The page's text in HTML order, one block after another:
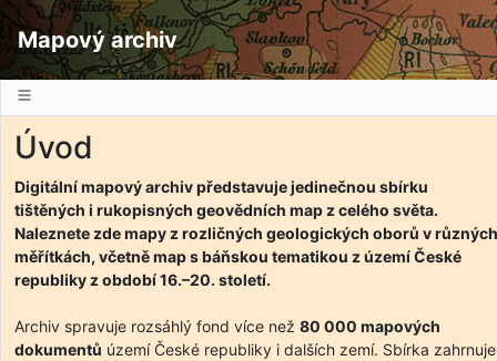
Mapový archiv
Úvod
Digitální mapový archiv představuje jedinečnou sbírku
tištěných i rukopisných geovědních map z celého světa.
Naleznete zde mapy z rozličných geologických oborů v různých
měřítkách, včetně map s báňskou tematikou z území České
republiky z období 16.–20. století.
Archiv spravuje rozsáhlý fond více než 80 000 mapových
dokumentů území České republiky i dalších zemí. Sbírka zahrnuje